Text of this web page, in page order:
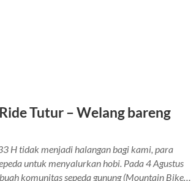
Tutur – Welang bareng
H tidak menjadi halangan bagi kami, para
untuk menyalurkan hobi. Pada 4 Agustus
komunitas sepeda gunung (Mountain Bike…